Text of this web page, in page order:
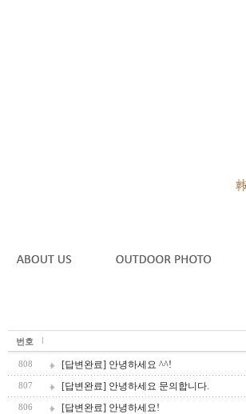
번호
808 [답변완료] 안녕하세요 ^^!
807 [답변완료] 안녕하세요 문의합니다.
806 [답변완료] 안녕하세요!